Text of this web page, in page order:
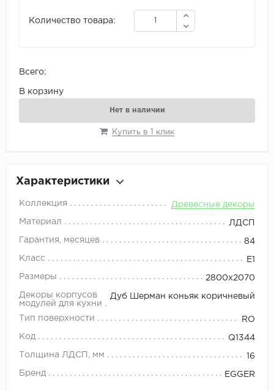
Количество товара:
Всего:
В корзину
Нет в наличии
Купить в 1 клик
Характеристики
Коллекция Древесные декоры
Материал ЛДСП
Гарантия, месяцев 84
Класс E1
Размеры 2800x2070
Декоры корпусов
модулей для кухни
Дуб Шерман коньяк коричневый
Тип поверхности RO
Код Q1344
Толщина ЛДСП, мм 16
Бренд EGGER